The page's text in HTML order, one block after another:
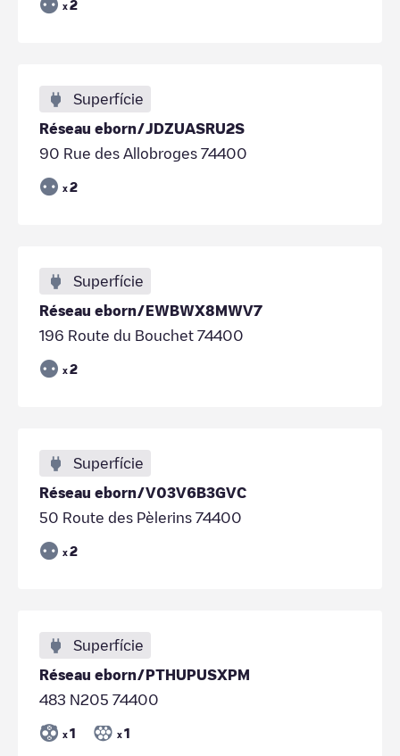
x 2
Superfície
Réseau eborn/JDZUASRU2S
90 Rue des Allobroges 74400
x 2
Superfície
Réseau eborn/EWBWX8MWV7
196 Route du Bouchet 74400
x 2
Superfície
Réseau eborn/V03V6B3GVC
50 Route des Pèlerins 74400
x 2
Superfície
Réseau eborn/PTHUPUSXPM
483 N205 74400
x 1 x 1